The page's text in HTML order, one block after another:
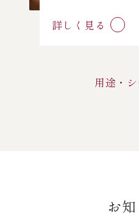
詳しく見る
用途・
お